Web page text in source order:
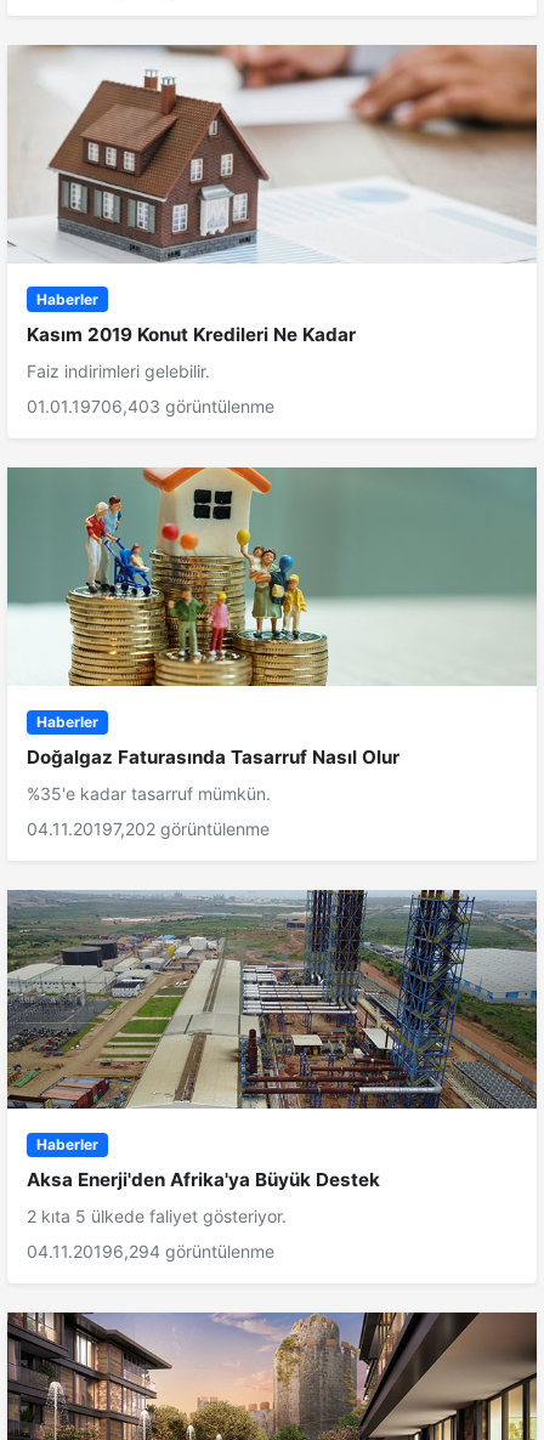
Haberler
Kasım 2019 Konut Kredileri Ne Kadar
Faiz indirimleri gelebilir.
01.01.19706,403 görüntülenme
Haberler
Doğalgaz Faturasında Tasarruf Nasıl Olur
%35'e kadar tasarruf mümkün.
04.11.20197,202 görüntülenme
Haberler
Aksa Enerji'den Afrika'ya Büyük Destek
2 kıta 5 ülkede faliyet gösteriyor.
04.11.20196,294 görüntülenme